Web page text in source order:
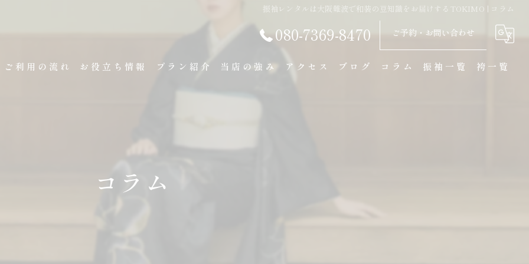
振袖レンタルは大阪難波で和装の豆知識をお届けするTOKIMO | コラム
080-7369-8470 ご予約・お問い合わせ
ご利用の流れ お役立ち情報 プラン紹介 当店の強み アクセス ブログ コラム 振袖一覧 袴一覧
コラム